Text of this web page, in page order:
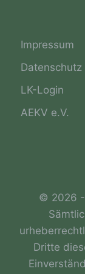
Impressum
Datenschutz
LK-Login
AEKV e.V.
© 2026 -
Dritte
k)
Person
Name und